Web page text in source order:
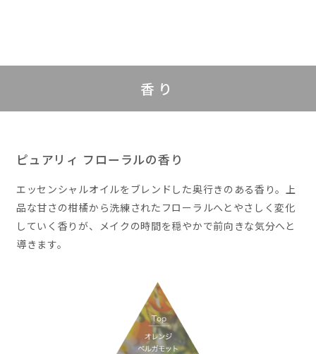
香り
ピュアリィ フローラルの香り
エッセンシャルオイルをブレンドした奥行きのある香り。上
品な甘さの柑橘から洗練されたフローラルへとやさしく変化
していく香りが、メイクの時間を穏やかで前向きな気分へと
導きます。